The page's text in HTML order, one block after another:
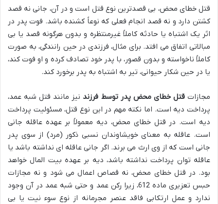
قتل خطای محض، بی قصدترین نوع قتل است و در آن، جانی نه قصد
کشتن دارد و نه قصد انجام فعلی که نوعاً کشنده باشد. فوت پدر در
اثر یک اشتباه یا حادثه کاملاً غیرمنتظره و بدون هرگونه قصد یا بی
مبالاتی اتفاق می افتد. برای مثال، فرزندی در حین رانندگی، به صورت
کاملاً ناخواسته و بدون قصور، با پدر خود تصادف کرده و او فوت کند،
یا در حین شکار حیوانی، تیر به اشتباه به پدر برخورد کند.
مجازاتقتل خطای محض پدر توسط فرزندنیز مانند قتل شبه عمد،
پرداخت دیه است. اما نکته مهم در این نوع قتل، مسئولیت پرداخت
دیه است. در قتل خطای محض، دیه معمولاً بر عهده عاقله جانی
است. عاقله به معنای خویشاوندان نسبی ذکور (مرد) از سوی پدر
جانی است که از وی ارث می برند. اگر جانی عاقله ای نداشته باشد یا
عاقله توان پرداخت نداشته باشد، دیه بر عهده بیت المال خواهد
بود. در قتل خطای محض، نه قصاص اعمال می شود و نه مجازات
حبس تعزیری ماده 612، زیرا رکن عمد و حتی شبه عمد در آن وجود
ندارد و عمل ارتکابی فاقد عنصر مجرمانه از نوع سوء نیت یا بی